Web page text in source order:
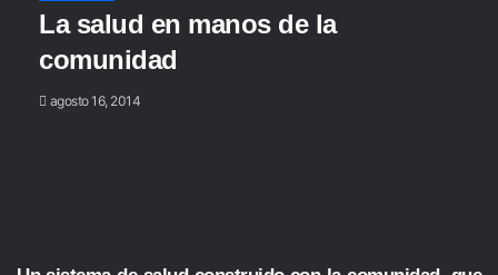
La salud en manos de la
comunidad
agosto 16, 2014